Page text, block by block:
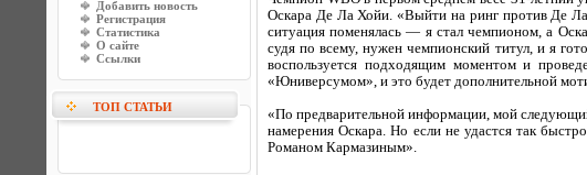
Добавить новость
Регистрация
Статистика
О сайте
Ссылки
ТОП СТАТЬИ
Оскара Де Ла Хойи. «Выйти на ринг против Де
ситуация поменялась — я стал чемпионом, а
судя по всему, нужен чемпионский титул, и я
воспользуется подходящим моментом и
«Юниверсумом», и это будет дополнительной
«По предварительной информации, мой
намерения Оскара. Но если не удастся так
Романом Кармазиным».